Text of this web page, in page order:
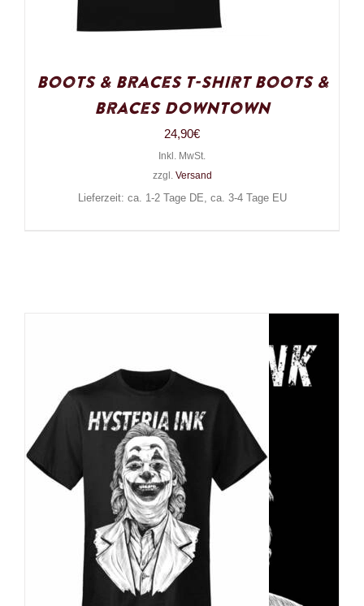
Boots & Braces T-Shirt Boots &
Braces Downtown
24,90€
Inkl. MwSt.
zzgl. Versand
Lieferzeit: ca. 1-2 Tage DE, ca. 3-4 Tage EU